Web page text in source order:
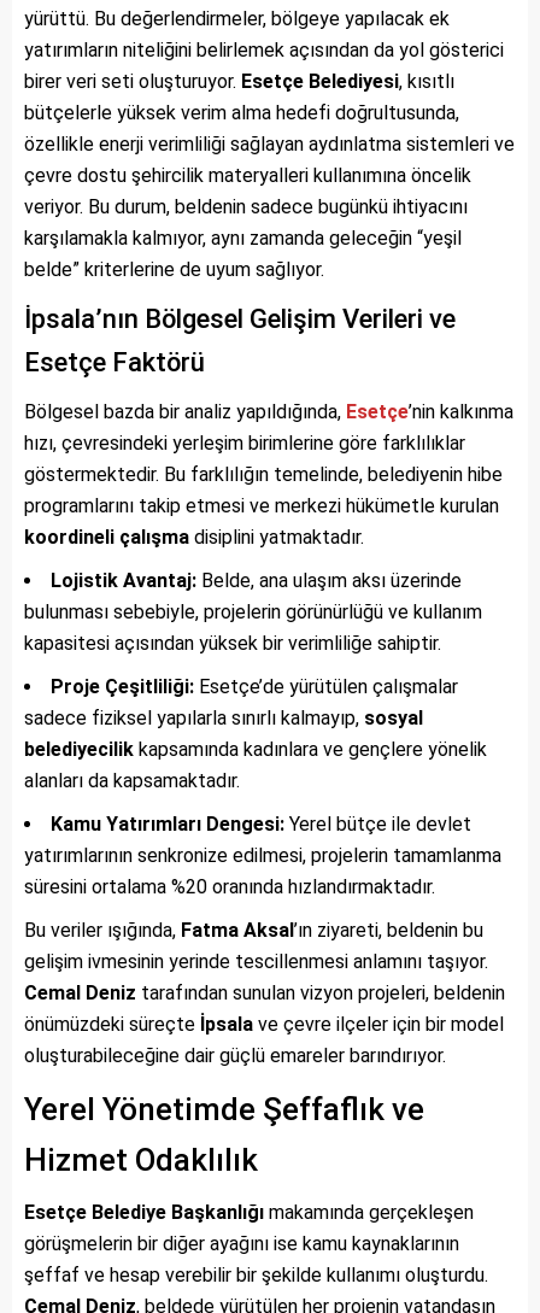
yürüttü. Bu değerlendirmeler, bölgeye yapılacak ek
yatırımların niteliğini belirlemek açısından da yol gösterici
birer veri seti oluşturuyor. Esetçe Belediyesi, kısıtlı
bütçelerle yüksek verim alma hedefi doğrultusunda,
özellikle enerji verimliliği sağlayan aydınlatma sistemleri ve
çevre dostu şehircilik materyalleri kullanımına öncelik
veriyor. Bu durum, beldenin sadece bugünkü ihtiyacını
karşılamakla kalmıyor, aynı zamanda geleceğin “yeşil
belde” kriterlerine de uyum sağlıyor.
İpsala’nın Bölgesel Gelişim Verileri ve
Esetçe Faktörü
Bölgesel bazda bir analiz yapıldığında, Esetçe’nin kalkınma
hızı, çevresindeki yerleşim birimlerine göre farklılıklar
göstermektedir. Bu farklılığın temelinde, belediyenin hibe
programlarını takip etmesi ve merkezi hükümetle kurulan
koordineli çalışma disiplini yatmaktadır.
Lojistik Avantaj: Belde, ana ulaşım aksı üzerinde
bulunması sebebiyle, projelerin görünürlüğü ve kullanım
kapasitesi açısından yüksek bir verimliliğe sahiptir.
Proje Çeşitliliği: Esetçe’de yürütülen çalışmalar
sadece fiziksel yapılarla sınırlı kalmayıp, sosyal
belediyecilik kapsamında kadınlara ve gençlere yönelik
alanları da kapsamaktadır.
Kamu Yatırımları Dengesi: Yerel bütçe ile devlet
yatırımlarının senkronize edilmesi, projelerin tamamlanma
süresini ortalama %20 oranında hızlandırmaktadır.
Bu veriler ışığında, Fatma Aksal’ın ziyareti, beldenin bu
gelişim ivmesinin yerinde tescillenmesi anlamını taşıyor.
Cemal Deniz tarafından sunulan vizyon projeleri, beldenin
önümüzdeki süreçte İpsala ve çevre ilçeler için bir model
oluşturabileceğine dair güçlü emareler barındırıyor.
Yerel Yönetimde Şeffaflık ve
Hizmet Odaklılık
Esetçe Belediye Başkanlığı makamında gerçekleşen
görüşmelerin bir diğer ayağını ise kamu kaynaklarının
şeffaf ve hesap verebilir bir şekilde kullanımı oluşturdu.
Cemal Deniz, beldede yürütülen her projenin vatandaşın